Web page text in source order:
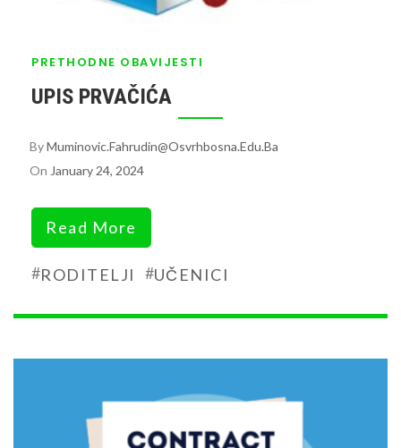
PRETHODNE OBAVIJESTI
UPIS PRVAČIĆA
ByMuminovic.fahrudin@osvrhbosna.edu.ba
On January 24, 2024
Read More
#RODITELJI #UČENICI